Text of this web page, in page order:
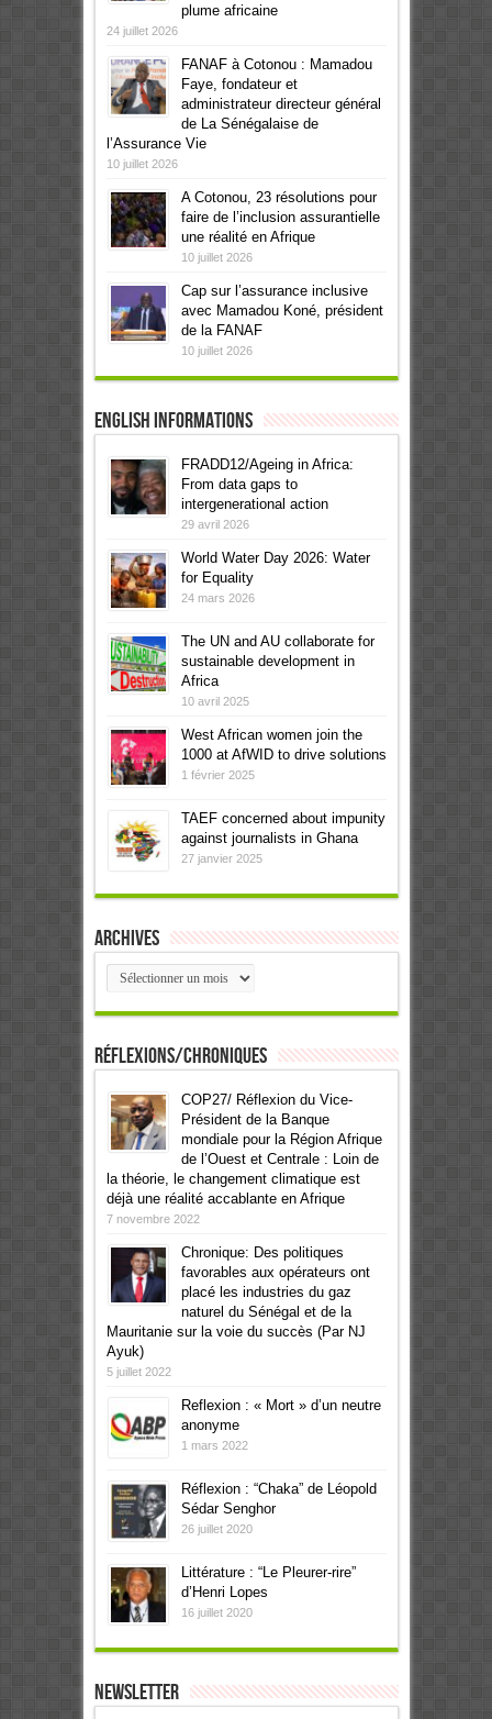
plume africaine
24 juillet 2026
FANAF à Cotonou : Mamadou
Faye, fondateur et
administrateur directeur général
de La Sénégalaise de
l’Assurance Vie
10 juillet 2026
A Cotonou, 23 résolutions pour
faire de l’inclusion assurantielle
une réalité en Afrique
10 juillet 2026
Cap sur l’assurance inclusive
avec Mamadou Koné, président
de la FANAF
10 juillet 2026
English informations
FRADD12/Ageing in Africa:
From data gaps to
intergenerational action
29 avril 2026
World Water Day 2026: Water
for Equality
24 mars 2026
The UN and AU collaborate for
sustainable development in
Africa
10 avril 2025
West African women join the
1000 at AfWID to drive solutions
1 février 2025
TAEF concerned about impunity
against journalists in Ghana
27 janvier 2025
Archives
Archives
Réflexions/Chroniques
COP27/ Réflexion du Vice-
Président de la Banque
mondiale pour la Région Afrique
de l’Ouest et Centrale : Loin de
la théorie, le changement climatique est
déjà une réalité accablante en Afrique
7 novembre 2022
Chronique: Des politiques
favorables aux opérateurs ont
placé les industries du gaz
naturel du Sénégal et de la
Mauritanie sur la voie du succès (Par NJ
Ayuk)
5 juillet 2022
Reflexion : « Mort » d’un neutre
anonyme
1 mars 2022
Réflexion : “Chaka” de Léopold
Sédar Senghor
26 juillet 2020
Littérature : “Le Pleurer-rire”
d’Henri Lopes
16 juillet 2020
Newsletter